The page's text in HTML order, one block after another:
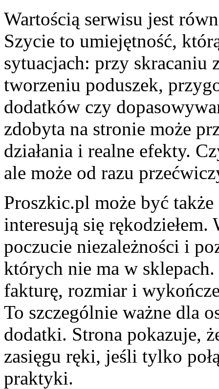
Wartością serwisu jest
Szycie to umiejętność,
sytuacjach: przy skracaniu
tworzeniu poduszek,
dodatków czy
zdobyta na stronie może
działania i realne efekty.
ale może od razu
Proszkic.pl może być
interesują się rękodziełem.
poczucie niezależności i
których nie ma w
fakturę, rozmiar i
To szczególnie ważne dla
dodatki. Strona pokazuje,
zasięgu ręki, jeśli tylko
praktyki.